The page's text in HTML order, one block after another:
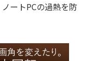
ートPCの過熱を防